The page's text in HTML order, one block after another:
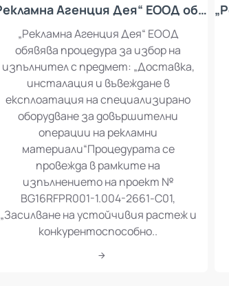
„Рекламна Агенция Дея“ ЕООД обявява процедура за избор на изпълнител с предмет: „Доставка, инсталация и въвеждане в експлоатация на специализирано оборудване за довършителни операции на рекламни материали“
„Рекламна Агенция Дея“ ЕООД
обявява процедура за избор на
изпълнител с предмет: „Доставка,
инсталация и въвеждане в
експлоатация на специализирано
оборудване за довършителни
операции на рекламни
материали“Процедурата се
провежда в рамките на
изпълнението на проект №
BG16RFPR001-1.004-2661-C01,
„Засилване на устойчивия растеж и
конкурентоспособно..